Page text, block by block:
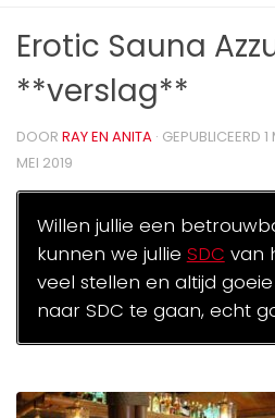
Erotic Sauna
**verslag**
DOOR RAY EN ANITA · GEPUBLICEERD 1
MEI 2019
Willen jullie een
kunnen we jullie SDC van
veel stellen en altijd
naar SDC te gaan, echt